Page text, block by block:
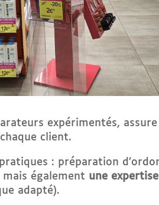
expérimentés,
client.
: préparation
également une
adapté).